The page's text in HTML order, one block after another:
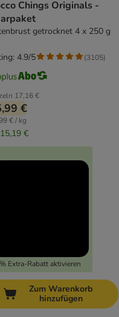
Chings Originals -
getrocknet 4 x 250 g
17,16 €
€
€ / kg
15,19 €
Extra-Rabatt aktivieren
4.9/5 (3105)
Zum Warenkorb
hinzufügen